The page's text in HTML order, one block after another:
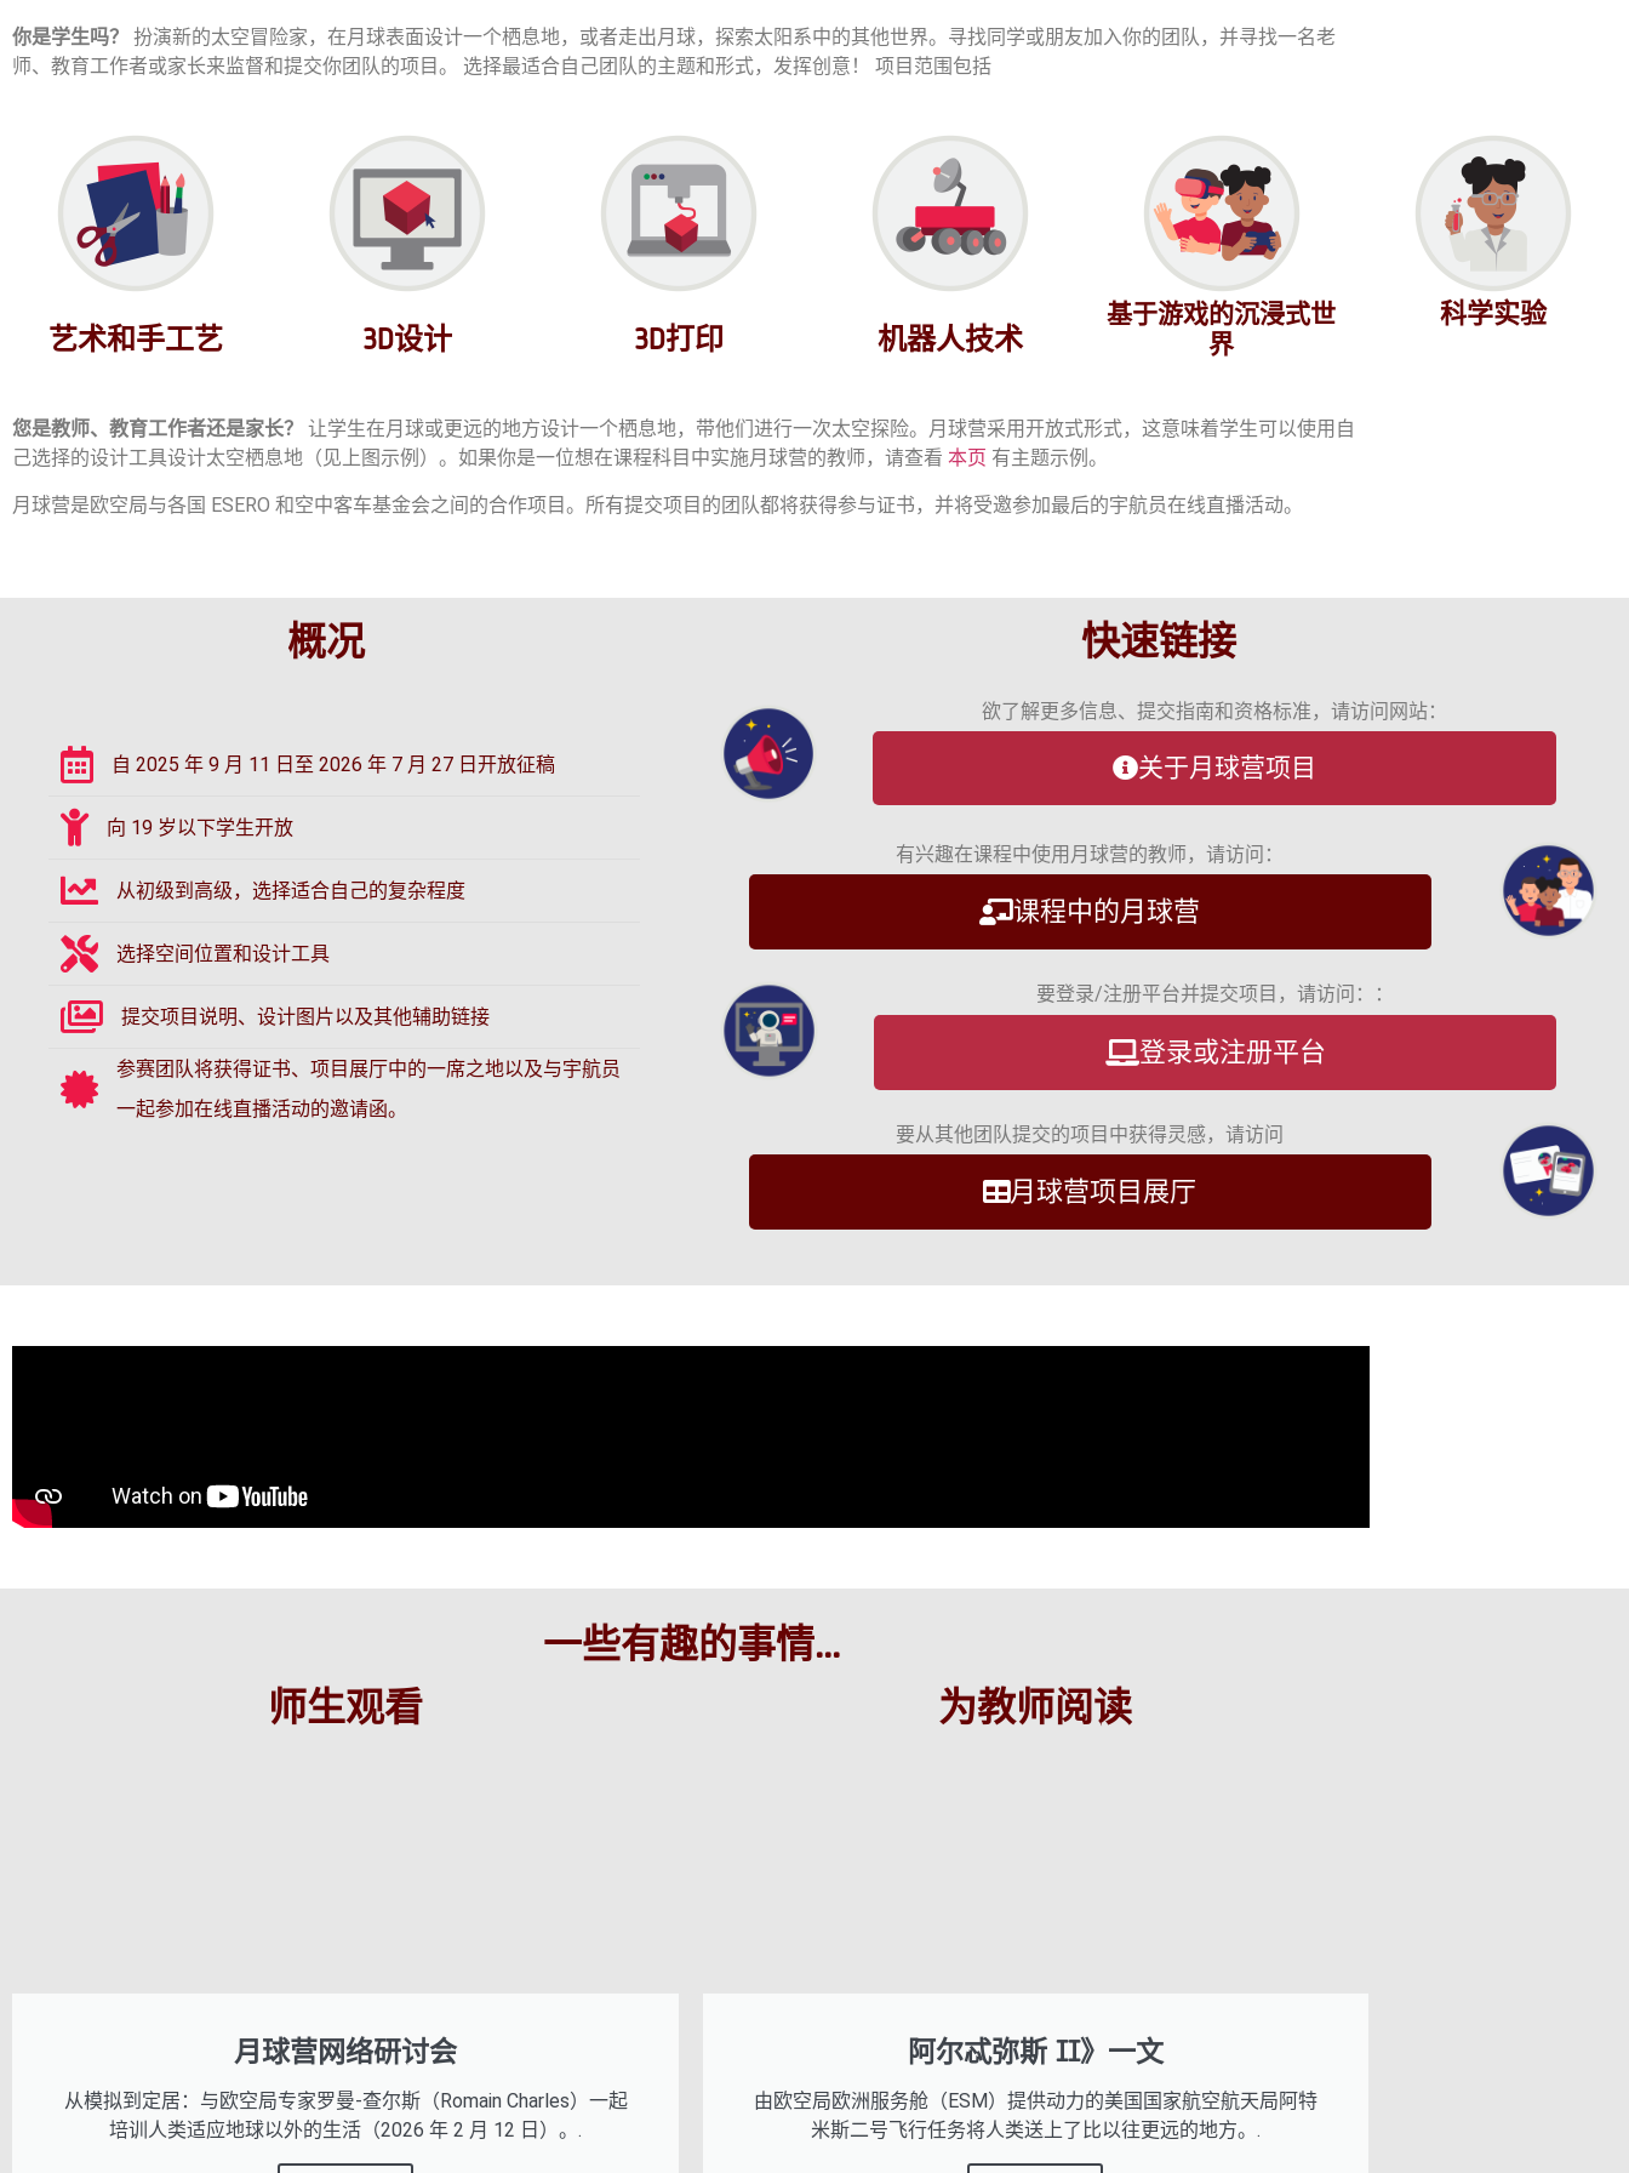
你是学生吗？
扮演新的太空冒险家，在月球表面设计一个栖息地，或者走出月球，探索太阳系中的其他世界。寻找同学或朋友加入你的团队，并寻找一名老
师、教育工作者或家长来监督和提交你团队的项目。 选择最适合自己团队的主题和形式，发挥创意！ 项目范围包括
艺术和手工艺 3D设计 3D打印 机器人技术
基于游戏的沉浸式世
界
科学实验
您是教师、教育工作者还是家长？
让学生在月球或更远的地方设计一个栖息地，带他们进行一次太空探险。月球营采用开放式形式，这意味着学生可以使用自
己选择的设计工具设计太空栖息地（见上图示例）。如果你是一位想在课程科目中实施月球营的教师，请查看 本页 有主题示例。
月球营是欧空局与各国 ESERO 和空中客车基金会之间的合作项目。所有提交项目的团队都将获得参与证书，并将受邀参加最后的宇航员在线直播活动。
概况
自 2025 年 9 月 11 日至 2026 年 7 月 27 日开放征稿
向 19 岁以下学生开放
从初级到高级，选择适合自己的复杂程度
选择空间位置和设计工具
提交项目说明、设计图片以及其他辅助链接
参赛团队将获得证书、项目展厅中的一席之地以及与宇航员
一起参加在线直播活动的邀请函。
快速链接
欲了解更多信息、提交指南和资格标准，请访问网站：
关于月球营项目
有兴趣在课程中使用月球营的教师，请访问：
课程中的月球营
要登录/注册平台并提交项目，请访问：：
登录或注册平台
要从其他团队提交的项目中获得灵感，请访问
月球营项目展厅
一些有趣的事情...
师生观看
月球营网络研讨会
从模拟到定居：与欧空局专家罗曼-查尔斯（Romain Charles）一起
培训人类适应地球以外的生活（2026 年 2 月 12 日）。.
为教师阅读
阿尔忒弥斯 II》一文
由欧空局欧洲服务舱（ESM）提供动力的美国国家航空航天局阿特
米斯二号飞行任务将人类送上了比以往更远的地方。.